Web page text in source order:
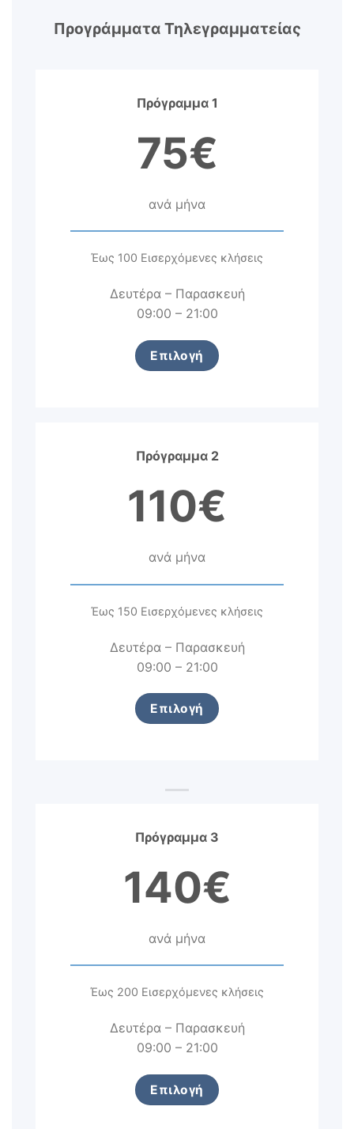
Προγράμματα Τηλεγραμματείας
Πρόγραμμα 1
75€
ανά μήνα
Έως 100 Εισερχόμενες κλήσεις
Δευτέρα – Παρασκευή
09:00 – 21:00
Επιλογή
Πρόγραμμα 2
110€
ανά μήνα
Έως 150 Εισερχόμενες κλήσεις
Δευτέρα – Παρασκευή
09:00 – 21:00
Επιλογή
Πρόγραμμα 3
140€
ανά μήνα
Έως 200 Εισερχόμενες κλήσεις
Δευτέρα – Παρασκευή
09:00 – 21:00
Επιλογή